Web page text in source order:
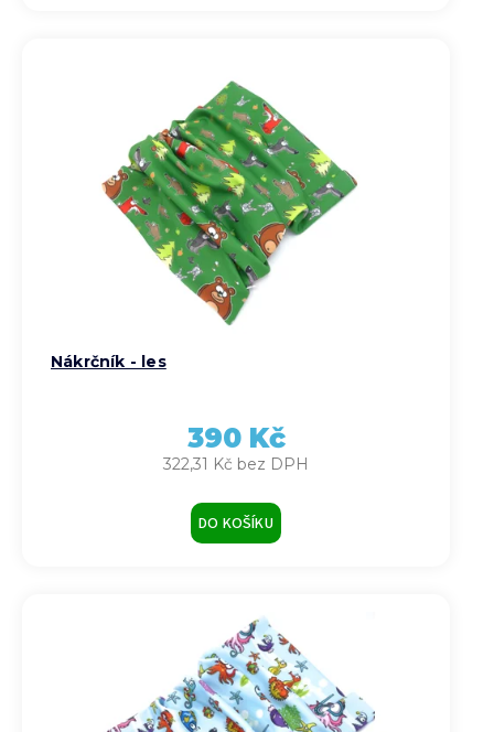
Nákrčník - les
322,31 Kč bez DPH
390 Kč
DO KOŠÍKU